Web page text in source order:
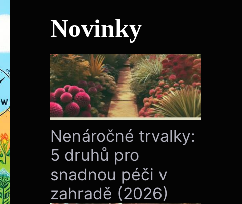
Novinky
Nenáročné trvalky:
5 druhů pro
snadnou péči v
zahradě (2026)